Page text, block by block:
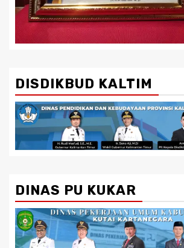
DISDIKBUD KALTIM
DINAS PU KUKAR